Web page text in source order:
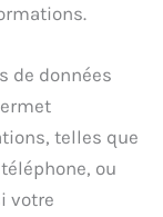
de données
telles que
ou
votre